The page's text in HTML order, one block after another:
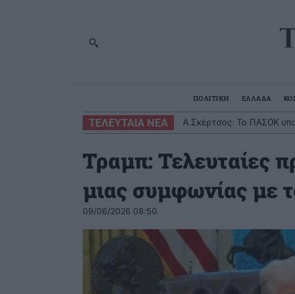
ΠΟΛΙΤΙΚΗ ΕΛΛΑΔΑ
ΤΕΛΕΥΤΑΙΑ ΝΕΑ Α.Σκέρτσος: Το ΠΑΣΟΚ
Τραμπ: Τελευταίες
μιας συμφωνίας με
09/06/2026 08:50